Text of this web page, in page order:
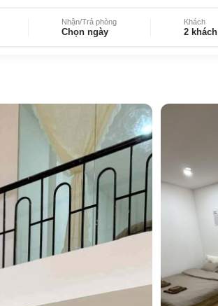
Nhận/Trả phòng
Chọn ngày
Khách
2 khách